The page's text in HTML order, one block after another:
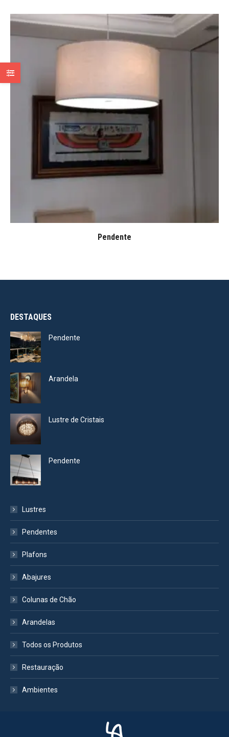
Pendente
DESTAQUES
Pendente
Arandela
Lustre de Cristais
Pendente
Lustres
Pendentes
Plafons
Abajures
Colunas de Chão
Arandelas
Todos os Produtos
Restauração
Ambientes